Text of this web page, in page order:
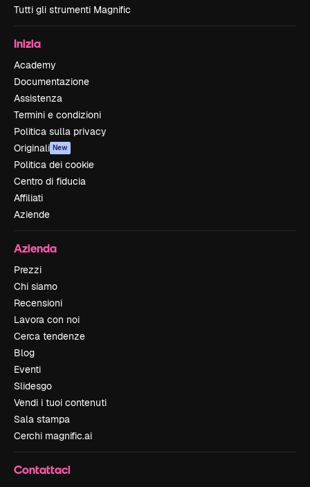
Tutti gli strumenti Magnific
Inizia
Academy
Documentazione
Assistenza
Termini e condizioni
Politica sulla privacy
Originali New
Politica dei cookie
Centro di fiducia
Affiliati
Aziende
Azienda
Prezzi
Chi siamo
Recensioni
Lavora con noi
Cerca tendenze
Blog
Eventi
Slidesgo
Vendi i tuoi contenuti
Sala stampa
Cerchi magnific.ai
Contattaci